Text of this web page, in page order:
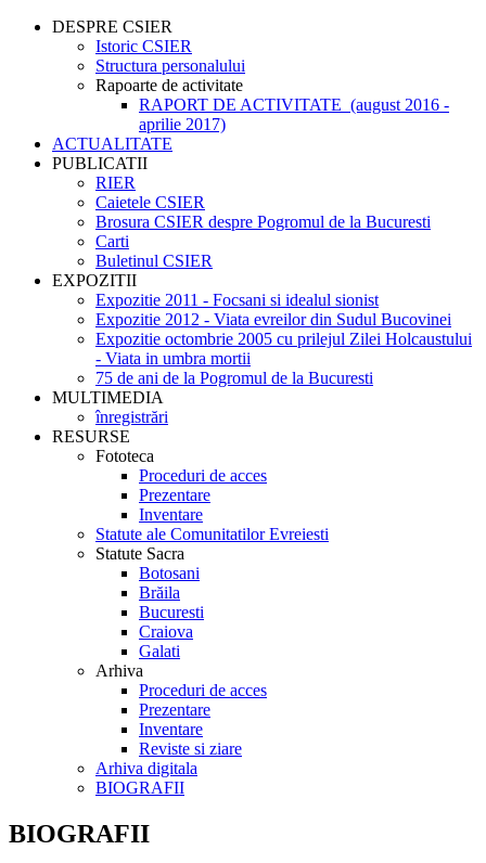
DESPRE CSIER
Istoric CSIER
Structura personalului
Rapoarte de activitate
RAPORT DE ACTIVITATE (august 2016 -
aprilie 2017)
ACTUALITATE
PUBLICATII
RIER
Caietele CSIER
Brosura CSIER despre Pogromul de la Bucuresti
Carti
Buletinul CSIER
EXPOZITII
Expozitie 2011 - Focsani si idealul sionist
Expozitie 2012 - Viata evreilor din Sudul Bucovinei
Expozitie octombrie 2005 cu prilejul Zilei Holcaustului
- Viata in umbra mortii
75 de ani de la Pogromul de la Bucuresti
MULTIMEDIA
înregistrări
RESURSE
Fototeca
Proceduri de acces
Prezentare
Inventare
Statute ale Comunitatilor Evreiesti
Statute Sacra
Botosani
Brăila
Bucuresti
Craiova
Galati
Arhiva
Proceduri de acces
Prezentare
Inventare
Reviste si ziare
Arhiva digitala
BIOGRAFII
BIOGRAFII